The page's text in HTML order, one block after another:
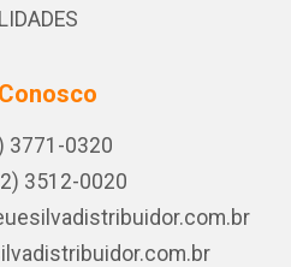
3771-0320
3512-0020